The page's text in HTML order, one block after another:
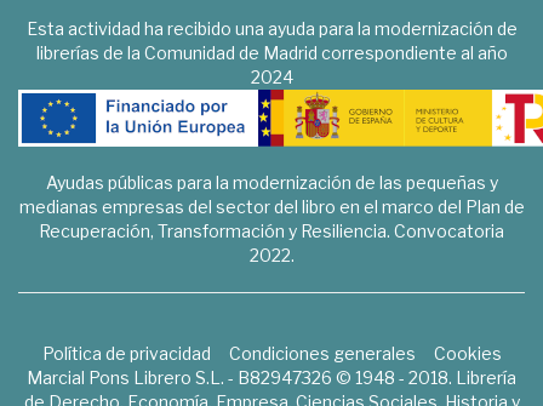
Esta actividad ha recibido una ayuda para la modernización de
librerías de la Comunidad de Madrid correspondiente al año
2024
Ayudas públicas para la modernización de las pequeñas y
medianas empresas del sector del libro en el marco del Plan de
Recuperación, Transformación y Resiliencia. Convocatoria
2022.
Política de privacidad Condiciones generales
Cookies
Marcial Pons Librero S.L. - B82947326 © 1948 - 2018. Librería
de Derecho, Economía, Empresa, Ciencias Sociales, Historia y